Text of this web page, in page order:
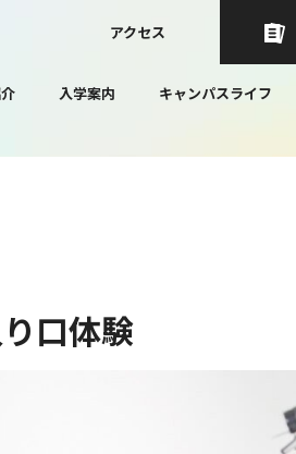
アクセス
入学案内 キャンパスライフ
口体験